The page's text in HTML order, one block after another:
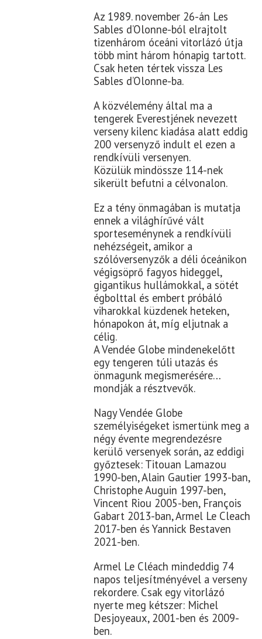
Az 1989. november 26-án Les
Sables d’Olonne-ból elrajtolt
tizenhárom óceáni vitorlázó útja
több mint három hónapig tartott.
Csak heten tértek vissza Les
Sables d’Olonne-ba.
A közvélemény által ma a
tengerek Everestjének nevezett
verseny kilenc kiadása alatt eddig
200 versenyző indult el ezen a
rendkívüli versenyen.
Közülük mindössze 114-nek
sikerült befutni a célvonalon.
Ez a tény önmagában is mutatja
ennek a világhírűvé vált
sporteseménynek a rendkívüli
nehézségeit, amikor a
szólóversenyzők a déli óceánikon
végigsöprő fagyos hideggel,
gigantikus hullámokkal, a sötét
égbolttal és embert próbáló
viharokkal küzdenek heteken,
hónapokon át, míg eljutnak a
célig.
A Vendée Globe mindenekelőtt
egy tengeren túli utazás és
önmagunk megismerésére…
mondják a résztvevők.
Nagy Vendée Globe
személyiségeket ismertünk meg a
négy évente megrendezésre
kerülő versenyek során, az eddigi
győztesek: Titouan Lamazou
1990-ben, Alain Gautier 1993-ban,
Christophe Auguin 1997-ben,
Vincent Riou 2005-ben, François
Gabart 2013-ban, Armel Le Cleach
2017-ben és Yannick Bestaven
2021-ben.
Armel Le Cléach mindeddig 74
napos teljesítményével a verseny
rekordere. Csak egy vitorlázó
nyerte meg kétszer: Michel
Desjoyeaux, 2001-ben és 2009-
ben.